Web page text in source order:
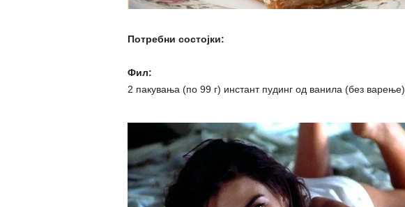
Потребни состојки:
Фил:
2 пакувања (по 99 г) инстант пудинг од ванила (без варење)